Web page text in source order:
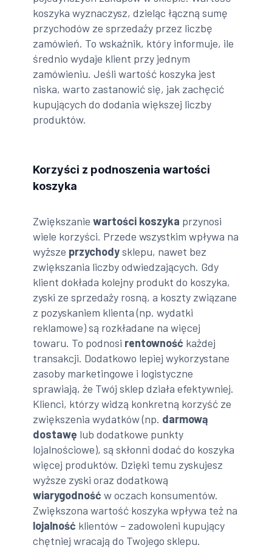
koszyka wyznaczysz, dzieląc łączną sumę
przychodów ze sprzedaży przez liczbę
zamówień. To wskaźnik, który informuje, ile
średnio wydaje klient przy jednym
zamówieniu. Jeśli wartość koszyka jest
niska, warto zastanowić się, jak zachęcić
kupujących do dodania większej liczby
produktów.
Korzyści z podnoszenia wartości
koszyka
Zwiększaniewartości koszyka przynosi
wiele korzyści. Przede wszystkim wpływa na
wyższe przychodysklepu, nawet bez
zwiększania liczby odwiedzających. Gdy
klient dokłada kolejny produkt do koszyka,
zyski ze sprzedaży rosną, a koszty związane
z pozyskaniem klienta (np. wydatki
reklamowe) są rozkładane na więcej
towaru. To podnosi rentowność każdej
transakcji. Dodatkowo lepiej wykorzystane
zasoby marketingowe i logistyczne
sprawiają, że Twój sklep działa efektywniej.
Klienci, którzy widzą konkretną korzyść ze
zwiększenia wydatków (np. darmową
dostawę lub dodatkowe punkty
lojalnościowe), są skłonni dodać do koszyka
więcej produktów. Dzięki temu zyskujesz
wyższe zyski oraz dodatkową
wiarygodność w oczach konsumentów.
Zwiększona wartość koszyka wpływa też na
lojalność klientów – zadowoleni kupujący
chętniej wracają do Twojego sklepu.